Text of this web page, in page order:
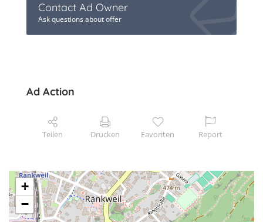
Contact Ad Owner
Ask questions about offer
Ad Action
Teilen Drucken Favoriten Report
+
−